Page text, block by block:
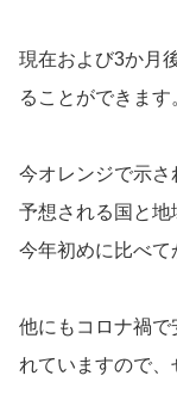
現在および3か月
ることができます
今オレンジで示さ
予想される国と地
今年初めに比べて
他にもコロナ禍で
れていますので、